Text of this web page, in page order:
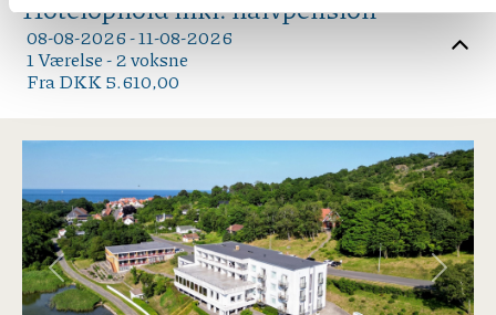
Hotelophold inkl. halvpension
08-08-2026 - 11-08-2026
1 Værelse -2voksne
Fra DKK 5.610,00
Previous Next